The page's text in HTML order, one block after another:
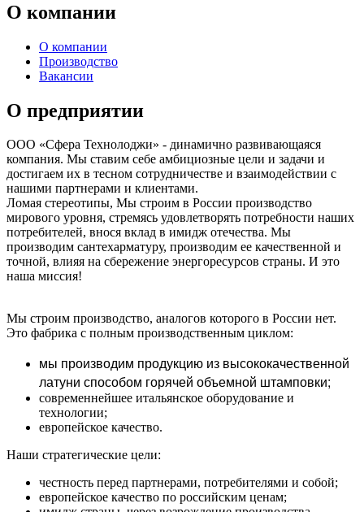
О компании
О компании
Производство
Вакансии
О предприятии
ООО «Сфера Технолоджи» - динамично развивающаяся
компания. Мы ставим себе амбициозные цели и задачи и
достигаем их в тесном сотрудничестве и взаимодействии с
нашими партнерами и клиентами.
Ломая стереотипы, Мы строим в России производство
мирового уровня, стремясь удовлетворять потребности наших
потребителей, внося вклад в имидж отечества. Мы
производим сантехарматуру, производим ее качественной и
точной, влияя на сбережение энергоресурсов страны. И это
наша миссия!
Мы строим производство, аналогов которого в России нет.
Это фабрика с полным производственным циклом:
мы производим продукцию из высококачественной
латуни способом горячей объемной штамповки;
современнейшее итальянское оборудование и
технологии;
европейское качество.
Наши стратегические цели:
честность перед партнерами, потребителями и собой;
европейское качество по российским ценам;